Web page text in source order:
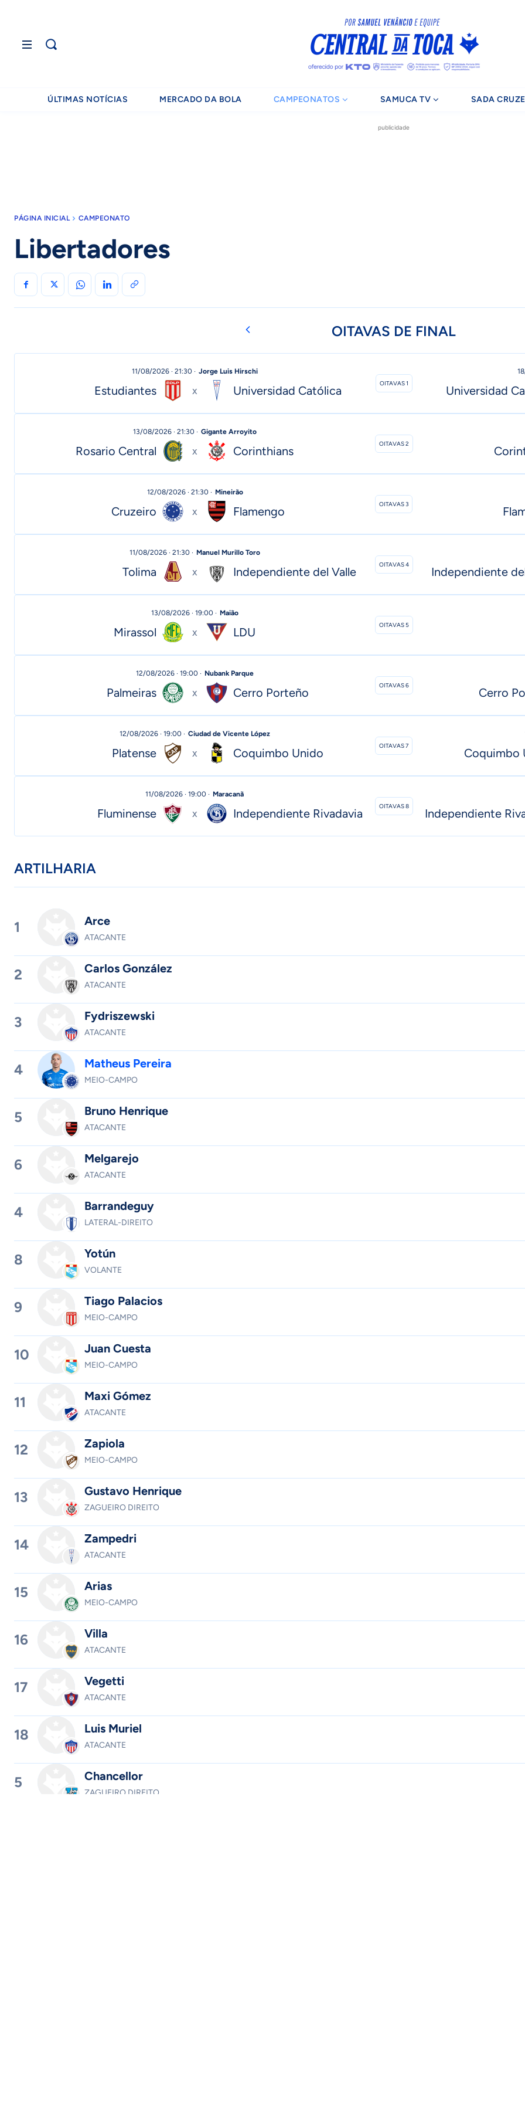
ÚLTIMAS NOTÍCIAS MERCADO DA BOLA CAMPEONATOS SAMUCA TV SADA
publicidade
PÁGINA INICIAL CAMPEONATO
Libertadores
OITAVAS DE FINAL
11/08/2026 · 21:30 · Jorge Luis Hirschi
Estudiantes x Universidad Católica
OITAVAS 1
Universidad
13/08/2026 · 21:30 · Gigante Arroyito
Rosario Central x Corinthians
OITAVAS 2
12/08/2026 · 21:30 · Mineirão
Cruzeiro x Flamengo
OITAVAS 3
11/08/2026 · 21:30 · Manuel Murillo Toro
Tolima x Independiente del Valle
OITAVAS 4
Independiente
13/08/2026 · 19:00 · Maião
Mirassol x LDU
OITAVAS 5
12/08/2026 · 19:00 · Nubank Parque
Palmeiras x Cerro Porteño
OITAVAS 6
Cerro
12/08/2026 · 19:00 · Ciudad de Vicente López
Platense x Coquimbo Unido
OITAVAS 7
Coquimbo
11/08/2026 · 19:00 · Maracanã
Fluminense x Independiente Rivadavia
OITAVAS 8
Independiente
ARTILHARIA
1 Arce
ATACANTE
2 Carlos González
ATACANTE
3 Fydriszewski
ATACANTE
4 Matheus Pereira
MEIO-CAMPO
5 Bruno Henrique
ATACANTE
6 Melgarejo
ATACANTE
4 Barrandeguy
LATERAL-DIREITO
8 Yotún
VOLANTE
9 Tiago Palacios
MEIO-CAMPO
10 Juan Cuesta
MEIO-CAMPO
11 Maxi Gómez
ATACANTE
12 Zapiola
MEIO-CAMPO
13 Gustavo Henrique
ZAGUEIRO DIREITO
14 Zampedri
ATACANTE
15 Arias
MEIO-CAMPO
16 Villa
ATACANTE
17 Vegetti
ATACANTE
18 Luis Muriel
ATACANTE
5 Chancellor
ZAGUEIRO DIREITO